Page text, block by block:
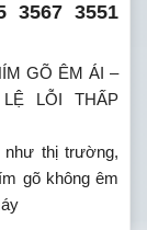
3567 3551
GÕ ÊM ÁI –
LỖI THẤP
như thị trường,
gõ không êm